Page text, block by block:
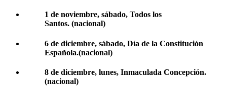
1 de noviembre, sábado, Todos los
Santos. (nacional)
6 de diciembre, sábado, Día de la Constitución
Española.(nacional)
8 de diciembre, lunes, Inmaculada Concepción.
(nacional)